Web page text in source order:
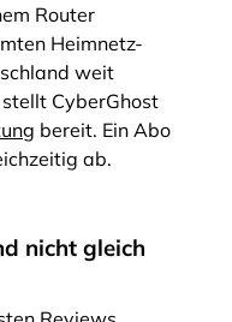
Router
Heimnetz-
weit
CyberGhost
bereit. Ein Abo
ab.
nicht gleich